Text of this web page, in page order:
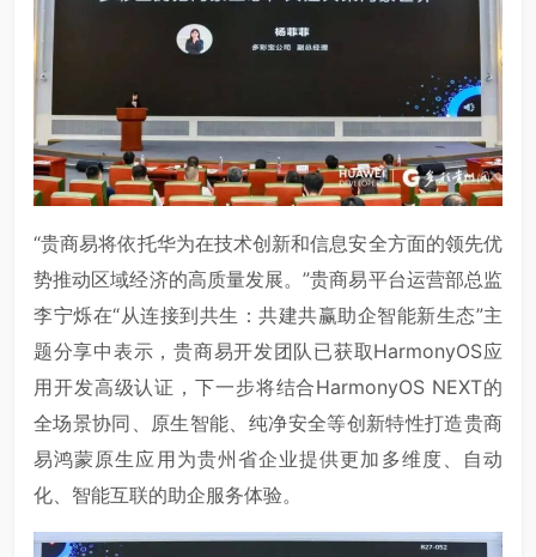
“贵商易将依托华为在技术创新和信息安全方面的领先优
势推动区域经济的高质量发展。”贵商易平台运营部总监
李宁烁在“从连接到共生：共建共赢助企智能新生态”主
题分享中表示，贵商易开发团队已获取HarmonyOS应
用开发高级认证，下一步将结合HarmonyOS NEXT的
全场景协同、原生智能、纯净安全等创新特性打造贵商
易鸿蒙原生应用为贵州省企业提供更加多维度、自动
化、智能互联的助企服务体验。